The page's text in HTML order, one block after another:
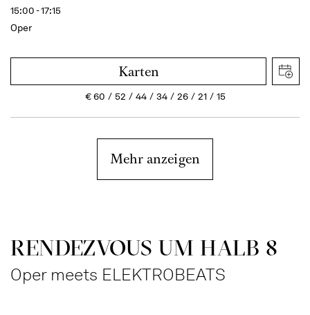
15:00 - 17:15
Oper
Karten
€60 52 44 34 26 21 15
Mehr anzeigen
RENDEZVOUS UM HALB 8
Oper meets ELEKTROBEATS